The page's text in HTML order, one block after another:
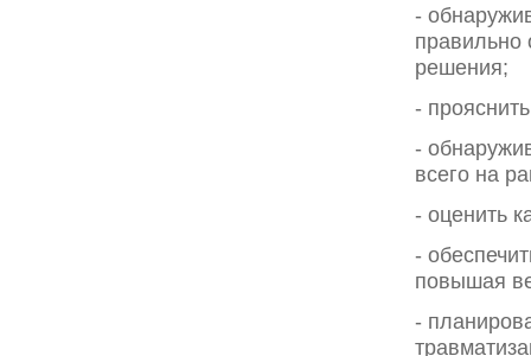
-
правильно
решения;
-
-
всего на
- оценить
-
повышая
-